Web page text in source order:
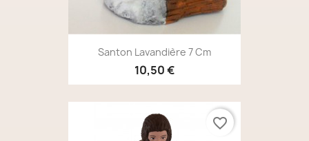
Santon Lavandière 7 Cm
10,50 €
favorite_border